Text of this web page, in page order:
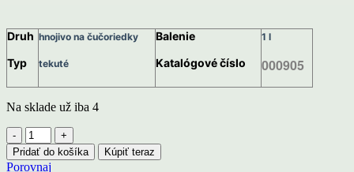
Druh
Typ
hnojivo na čučoriedky
tekuté
Balenie
Katalógové číslo
1 l
000905
Na sklade už iba 4
množstvo
Kvapalné
hnojivo
Pridať do košíka Kúpiť teraz
Porovnaj